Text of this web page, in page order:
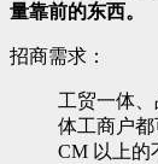
量靠前的东西。
招商需求：
工贸一体
体工商户
CM 以上的